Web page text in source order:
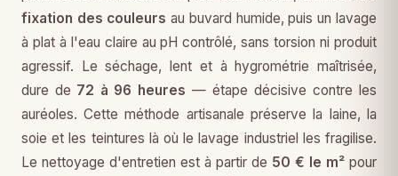
fixation des couleurs au buvard humide, puis un lavage
à plat à l'eau claire au pH contrôlé, sans torsion ni produit
agressif. Le séchage, lent et à hygrométrie maîtrisée,
dure de 72 à 96 heures — étape décisive contre les
auréoles. Cette méthode artisanale préserve la laine, la
soie et les teintures là où le lavage industriel les fragilise.
Le nettoyage d'entretien est à partir de 50 € le m² pour